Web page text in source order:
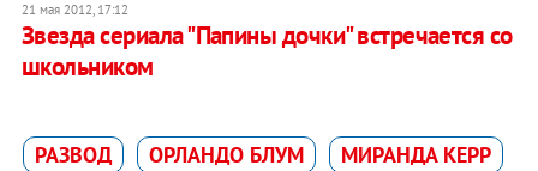
21 мая 2012, 17:12
Звезда сериала "Папины дочки" встречается со
школьником
РАЗВОД ОРЛАНДО БЛУМ
МИРАНДА КЕРР